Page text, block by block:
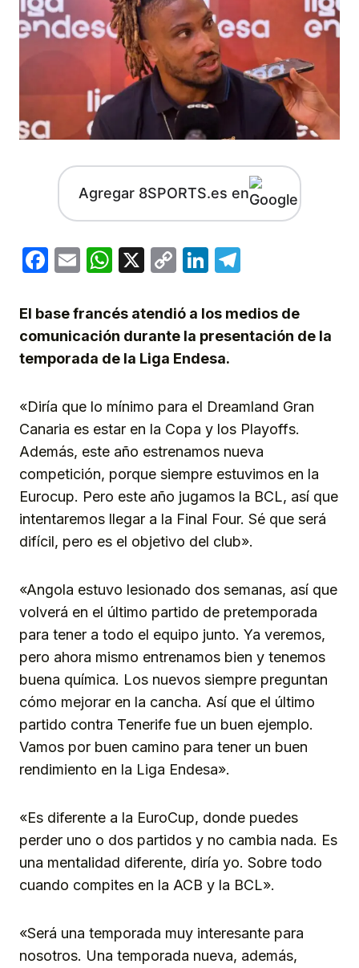
Agregar 8SPORTS.es en
Facebook
EmailWhatsApp
X
CopyLinkedIn
El base francés atendió a los medios de
comunicación durante la presentación de la
temporada de la Liga Endesa.
«Diría que lo mínimo para el Dreamland Gran
Canaria es estar en la Copa y los Playoffs.
Además, este año estrenamos nueva
competición, porque siempre estuvimos en la
Eurocup. Pero este año jugamos la BCL, así que
intentaremos llegar a la Final Four. Sé que será
difícil, pero es el objetivo del club».
«Angola estuvo lesionado dos semanas, así que
volverá en el último partido de pretemporada
para tener a todo el equipo junto. Ya veremos,
pero ahora mismo entrenamos bien y tenemos
buena química. Los nuevos siempre preguntan
cómo mejorar en la cancha. Así que el último
partido contra Tenerife fue un buen ejemplo.
Vamos por buen camino para tener un buen
rendimiento en la Liga Endesa».
«Es diferente a la EuroCup, donde puedes
perder uno o dos partidos y no cambia nada. Es
una mentalidad diferente, diría yo. Sobre todo
cuando compites en la ACB y la BCL».
«Será una temporada muy interesante para
nosotros. Una temporada nueva, además,